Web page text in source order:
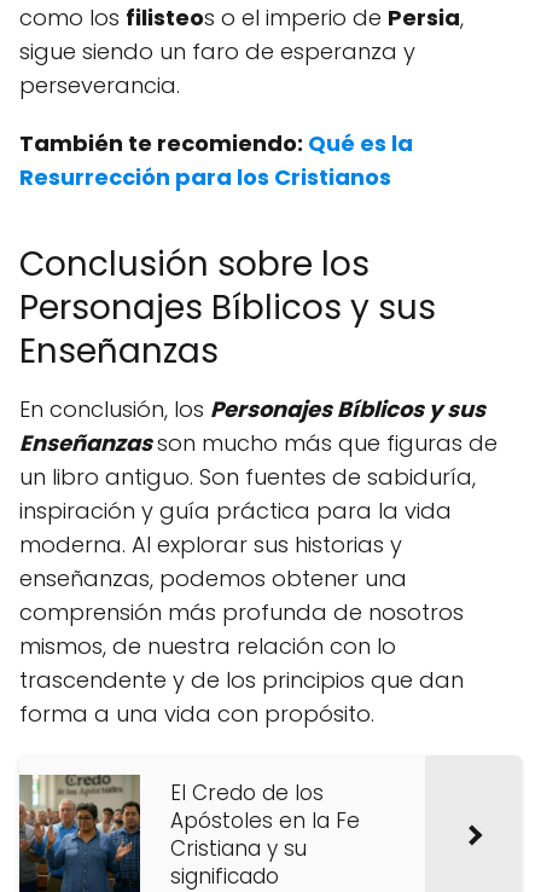
como los filisteos o el imperio de Persia,
sigue siendo un faro de esperanza y
perseverancia.
También te recomiendo: Qué es la
Resurrección para los Cristianos
Conclusión sobre los
Personajes Bíblicos y sus
Enseñanzas
En conclusión, los Personajes Bíblicos y sus
Enseñanzasson mucho más que figuras de
un libro antiguo. Son fuentes de sabiduría,
inspiración y guía práctica para la vida
moderna. Al explorar sus historias y
enseñanzas, podemos obtener una
comprensión más profunda de nosotros
mismos, de nuestra relación con lo
trascendente y de los principios que dan
forma a una vida con propósito.
El Credo de los
Apóstoles en la Fe
Cristiana y su
significado